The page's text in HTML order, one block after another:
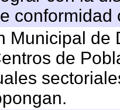
Municipal
de